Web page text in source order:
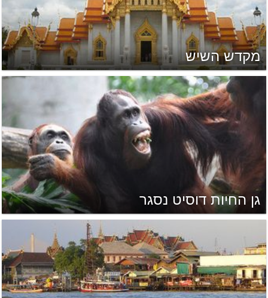
מקדש השיש
גן החיות דוסיט נסגר